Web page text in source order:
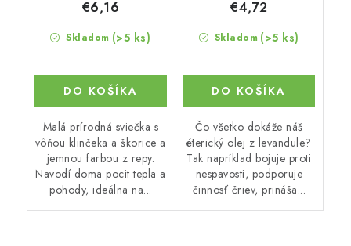
Skladom (>5 ks)
€6,16
DO KOŠÍKA
Malá prírodná sviečka s
vôňou klinčeka a škorice a
jemnou farbou z repy.
Navodí doma pocit tepla a
pohody, ideálna na...
Skladom (>5 ks)
€4,72
DO KOŠÍKA
Čo všetko dokáže náš
éterický olej z levandule?
Tak napríklad bojuje proti
nespavosti, podporuje
činnosť čriev, prináša...